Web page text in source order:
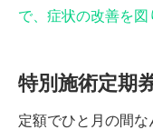
で、症状の改善を図
特別施術定期
定額でひと月の間